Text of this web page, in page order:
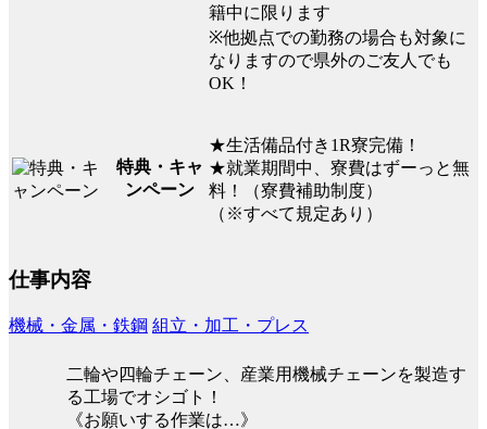
籍中に限ります
※他拠点での勤務の場合も対象に
なりますので県外のご友人でも
OK！
特典・キャ
ンペーン
★生活備品付き1R寮完備！
★就業期間中、寮費はずーっと無
料！（寮費補助制度）
（※すべて規定あり）
仕事内容
機械・金属・鉄鋼 組立・加工・プレス
二輪や四輪チェーン、産業用機械チェーンを製造す
る工場でオシゴト！
《お願いする作業は…》